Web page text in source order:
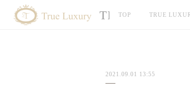
TRUE LUXURY
TOP TRUE
2021.09.01 13:55